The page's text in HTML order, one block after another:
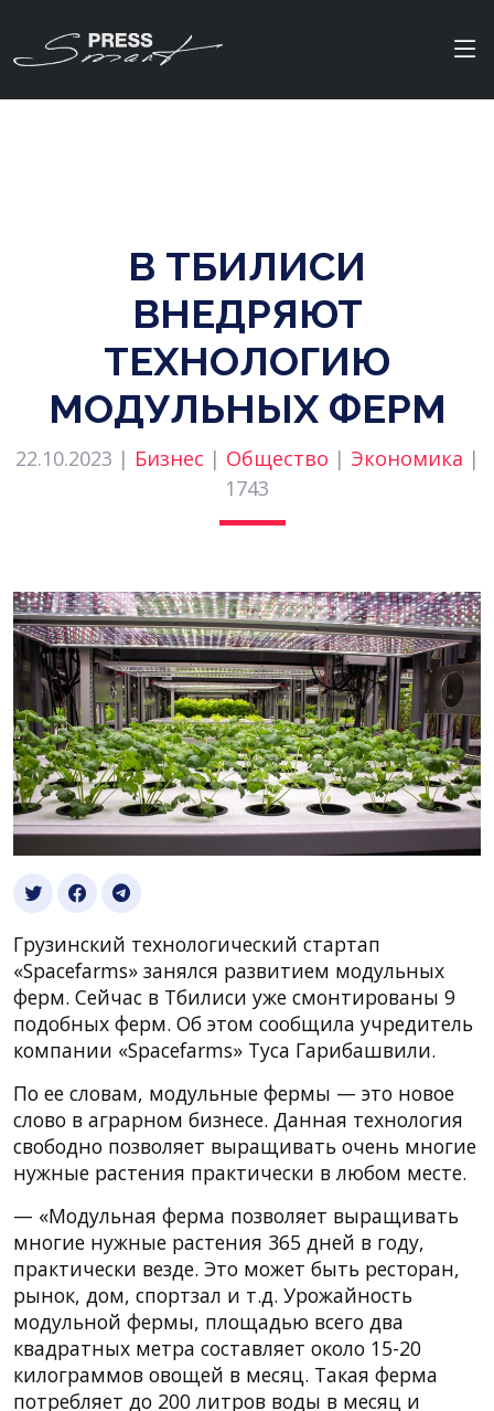
В ТБИЛИСИ
ВНЕДРЯЮТ
ТЕХНОЛОГИЮ
МОДУЛЬНЫХ ФЕРМ
22.10.2023 | Бизнес | Общество | Экономика |
1743
Грузинский технологический стартап
«Spacefarms» занялся развитием модульных
ферм. Сейчас в Тбилиси уже смонтированы 9
подобных ферм. Об этом сообщила учредитель
компании «Spacefarms» Туса Гарибашвили.
По ее словам, модульные фермы — это новое
слово в аграрном бизнесе. Данная технология
свободно позволяет выращивать очень многие
нужные растения практически в любом месте.
— «Модульная ферма позволяет выращивать
многие нужные растения 365 дней в году,
практически везде. Это может быть ресторан,
рынок, дом, спортзал и т.д. Урожайность
модульной фермы, площадью всего два
квадратных метра составляет около 15-20
килограммов овощей в месяц. Такая ферма
потребляет до 200 литров воды в месяц и